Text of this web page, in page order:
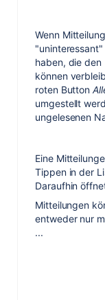
Wenn
haben, die
können
roten Button
umgestellt
ungelesenen
Eine
Tippen in der
Daraufhin
Mitteilungen
entweder nur
...